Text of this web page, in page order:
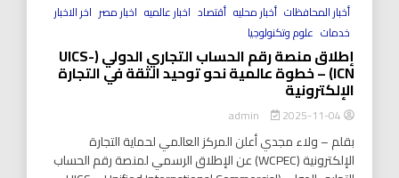
أخبار المحافظات أخبار محليه أقتصاد اخبار عالميه اخبار مصر اخر الاخبار
خدمات علوم وتكنولوجيا
إطلاق منصة رقم الحساب التجاري الدولي (UICS-
ICN) – خطوة عالمية نحو توحيد الثقة في التجارة
الإلكترونية
2025-11-04
بقلم – ولاء مجدي أعلن المركز العالمي لحماية التجارة
الإلكترونية (WCPEC) عن الإطلاق الرسمي لمنصة رقم الحساب